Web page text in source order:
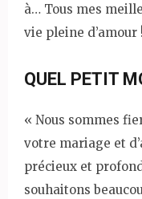
à… Tous mes
vie pleine
QUEL PETIT
« Nous sommes
votre mariage et
précieux et
souhaitons